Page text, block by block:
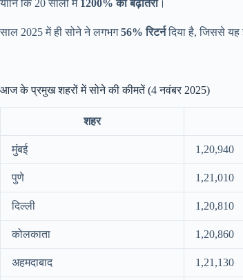
यानि कि 20 सालों में 1200% की बढ़ोतरी।
साल 2025 में ही सोने ने लगभग56% रिटर्नदिया है, जिससे यह
आज के प्रमुख शहरों में सोने की कीमतें (4 नवंबर 2025)
शहर
मुंबई 1,20,940
पुणे 1,21,010
दिल्ली 1,20,810
कोलकाता 1,20,860
अहमदाबाद 1,21,130